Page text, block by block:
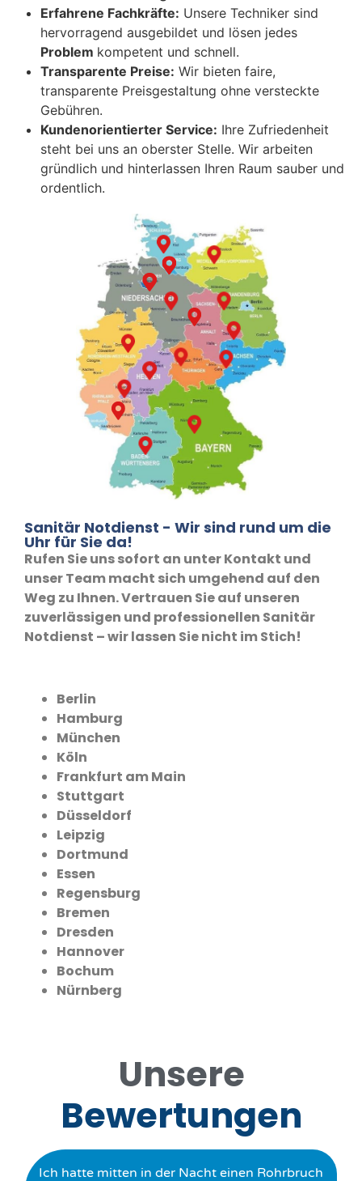
Erfahrene Fachkräfte: Unsere Techniker sind
hervorragend ausgebildet und lösen jedes
Problem kompetent und schnell.
Transparente Preise: Wir bieten faire,
transparente Preisgestaltung ohne versteckte
Gebühren.
Kundenorientierter Service: Ihre Zufriedenheit
steht bei uns an oberster Stelle. Wir arbeiten
gründlich und hinterlassen Ihren Raum sauber und
ordentlich.
Sanitär Notdienst - Wir sind rund um die
Uhr für Sie da!
Rufen Sie uns sofort an unter Kontakt und
unser Team macht sich umgehend auf den
Weg zu Ihnen. Vertrauen Sie auf unseren
zuverlässigen und professionellen Sanitär
Notdienst – wir lassen Sie nicht im Stich!
Berlin
Hamburg
München
Köln
Frankfurt am Main
Stuttgart
Düsseldorf
Leipzig
Dortmund
Essen
Regensburg
Bremen
Dresden
Hannover
Bochum
Nürnberg
Unsere
Bewertungen
Ich hatte mitten in der Nacht einen Rohrbruch